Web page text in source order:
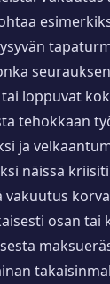
loppuvat
tehokkaan
ja
näissä
vakuutus
osan tai